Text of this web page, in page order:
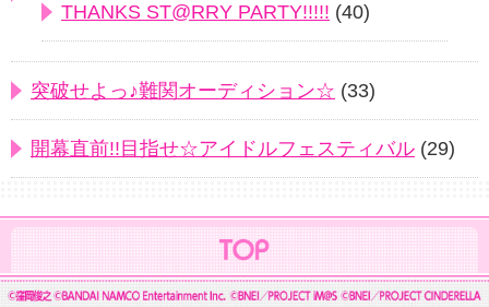
THANKS ST@RRY PARTY!!!!! (40)
突破せよっ♪難関オーディション☆ (33)
開幕直前!!目指せ☆アイドルフェスティバル (29)